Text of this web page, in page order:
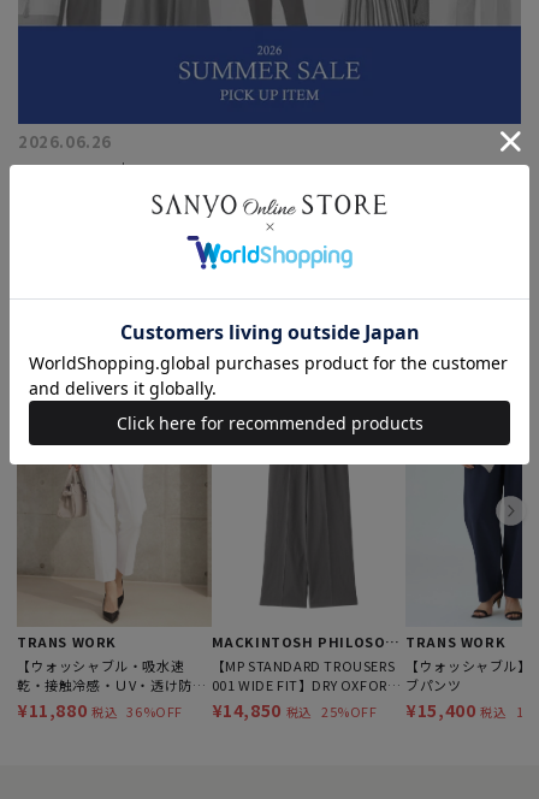
2026.06.26
TRANS WORK｜SUMMER SALE PICK UP ITEM
もっと見る
このアイテムを見た人はこんなアイテムも見ています
TRANS WORK
【ウォッシャブル・吸水速
乾・接触冷感・ＵV・透け防】
ドライオックスパンツ
¥11,880 税込 36%OFF
MACKINTOSH PHILOSOPHY
【MP STANDARD TROUSERS
001 WIDE FIT】DRY OXFORD
製
¥14,850 税込 25%OFF
TRANS WORK
【ウォッシャブル】
ブパンツ
¥15,400 税込